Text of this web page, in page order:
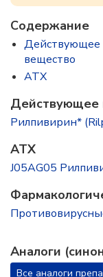
Содержание
Действующее
вещество
ATX
Действующее
Рилпивирин*
ATX
J05AG05
Аналоги
Все аналоги